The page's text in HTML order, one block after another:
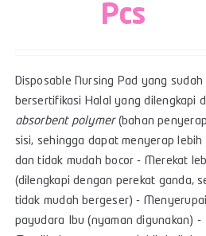
Pcs
Disposable Nursing Pad yang sudah
bersertifikasi Halal yang dilengkapi
absorbent polymer(bahan
sisi, sehingga dapat menyerap lebih
dan tidak mudah bocor - Merekat
(dilengkapi dengan perekat ganda,
tidak mudah bergeser) -
payudara Ibu (nyaman digunakan) -